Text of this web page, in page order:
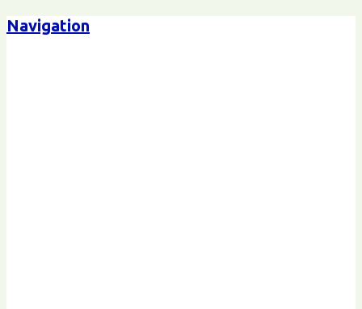
Navigation